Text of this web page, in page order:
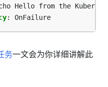
Hello from the
: OnFailure
务一文会为你详细讲解此